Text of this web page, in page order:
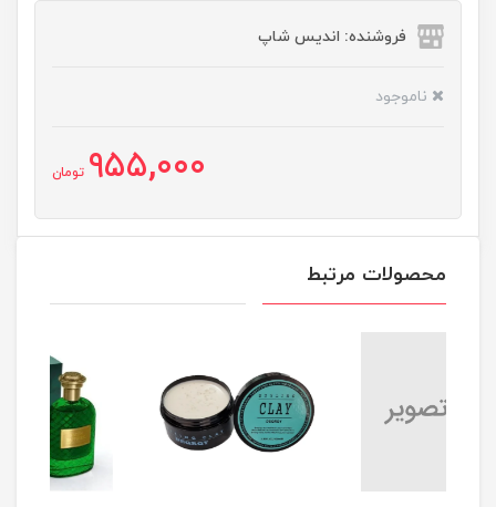
فروشنده: اندیس شاپ
ناموجود
955,000 تومان
محصولات مرتبط